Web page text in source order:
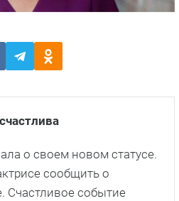
о своем новом статусе.
сообщить о
Счастливое событие